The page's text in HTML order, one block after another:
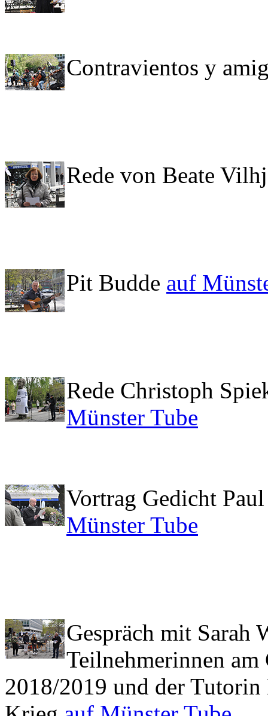
Contravientos y
Rede von Beate
Pit Budde auf
Rede Christoph
Münster Tube
Vortrag Gedicht
Münster Tube
Gespräch mit Sarah
Teilnehmerinnen am
2018/2019 und der